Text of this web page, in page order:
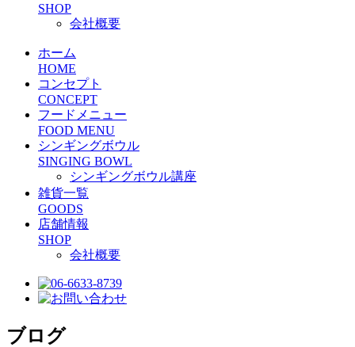
SHOP
会社概要
ホーム
HOME
コンセプト
CONCEPT
フードメニュー
FOOD MENU
シンギングボウル
SINGING BOWL
シンギングボウル講座
雑貨一覧
GOODS
店舗情報
SHOP
会社概要
ブログ